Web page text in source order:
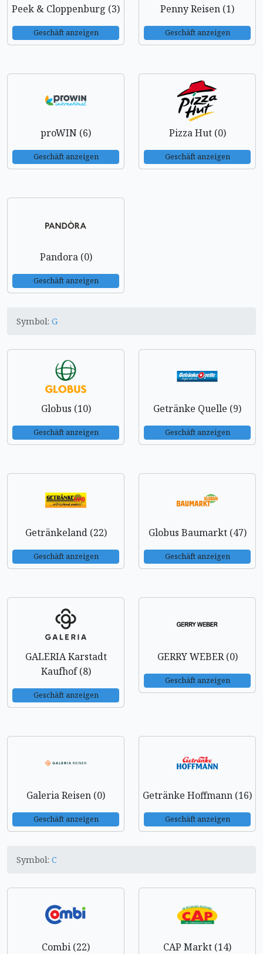
Peek & Cloppenburg (3)
Geschäft anzeigen
Penny Reisen (1)
Geschäft anzeigen
proWIN (6)
Geschäft anzeigen
Pizza Hut (0)
Geschäft anzeigen
Pandora (0)
Geschäft anzeigen
Symbol: G
Globus (10)
Geschäft anzeigen
Getränke Quelle (9)
Geschäft anzeigen
Getränkeland (22)
Geschäft anzeigen
Globus Baumarkt (47)
Geschäft anzeigen
GALERIA Karstadt
Kaufhof (8)
Geschäft anzeigen
GERRY WEBER (0)
Geschäft anzeigen
Galeria Reisen (0)
Geschäft anzeigen
Getränke Hoffmann (16)
Geschäft anzeigen
Symbol: C
Combi (22) CAP Markt (14)